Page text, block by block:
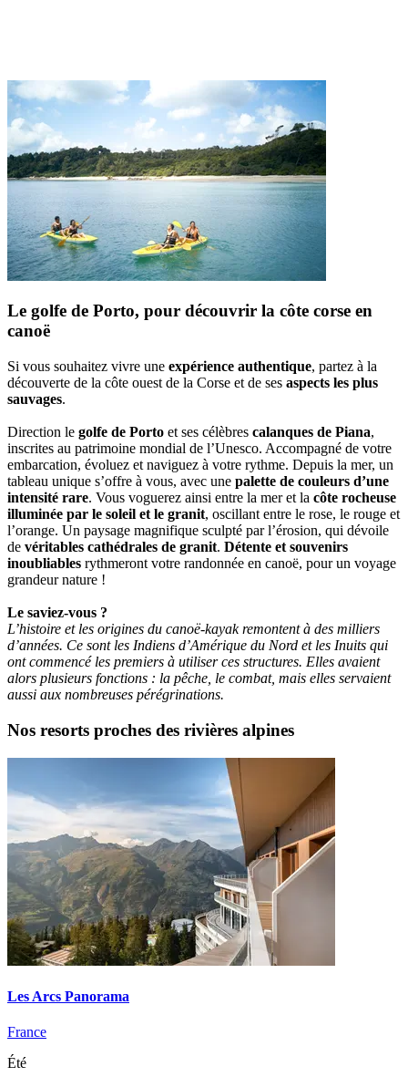
Le golfe de Porto, pour découvrir la côte corse en
canoë
Si vous souhaitez vivre une expérience authentique, partez à la
découverte de la côte ouest de la Corse et de ses aspects les plus
sauvages.
Direction le golfe de Porto et ses célèbres calanques de Piana,
inscrites au patrimoine mondial de l’Unesco. Accompagné de votre
embarcation, évoluez et naviguez à votre rythme. Depuis la mer, un
tableau unique s’offre à vous, avec une palette de couleurs d’une
intensité rare. Vous voguerez ainsi entre la mer et la côte rocheuse
illuminée par le soleil et le granit, oscillant entre le rose, le rouge et
l’orange. Un paysage magnifique sculpté par l’érosion, qui dévoile
de véritables cathédrales de granit. Détente et souvenirs
inoubliables rythmeront votre randonnée en canoë, pour un voyage
grandeur nature !
Le saviez-vous ?
L’histoire et les origines du canoë-kayak remontent à des milliers
d’années. Ce sont les Indiens d’Amérique du Nord et les Inuits qui
ont commencé les premiers à utiliser ces structures. Elles avaient
alors plusieurs fonctions : la pêche, le combat, mais elles servaient
aussi aux nombreuses pérégrinations.
Nos resorts proches des rivières alpines
Les Arcs Panorama
France
Été